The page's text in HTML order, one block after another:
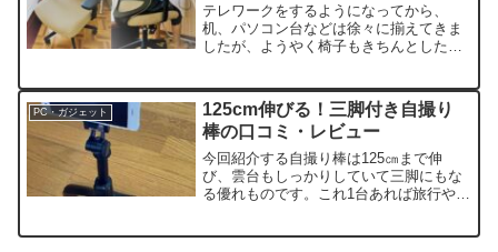
テレワークをするようになってから、
机、パソコン台などは徐々に揃えてきま
したが、ようやく椅子もきちんとしたも
PC・ガジェット
125cm伸びる！三脚付き自撮り
棒の口コミ・レビュー
今回紹介する自撮り棒は125㎝まで伸
び、雲台もしっかりしていて三脚にもな
る優れものです。これ1台あれば旅行や動